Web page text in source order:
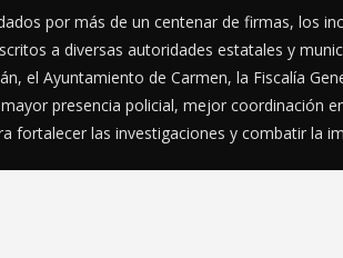
por más de un centenar de firmas, los
a diversas autoridades estatales y
el Ayuntamiento de Carmen, la Fiscalía
presencia policial, mejor coordinación
fortalecer las investigaciones y combatir la